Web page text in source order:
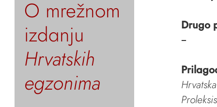
O mrežnom
izdanju
Hrvatskih
egzonima
Drugo
–